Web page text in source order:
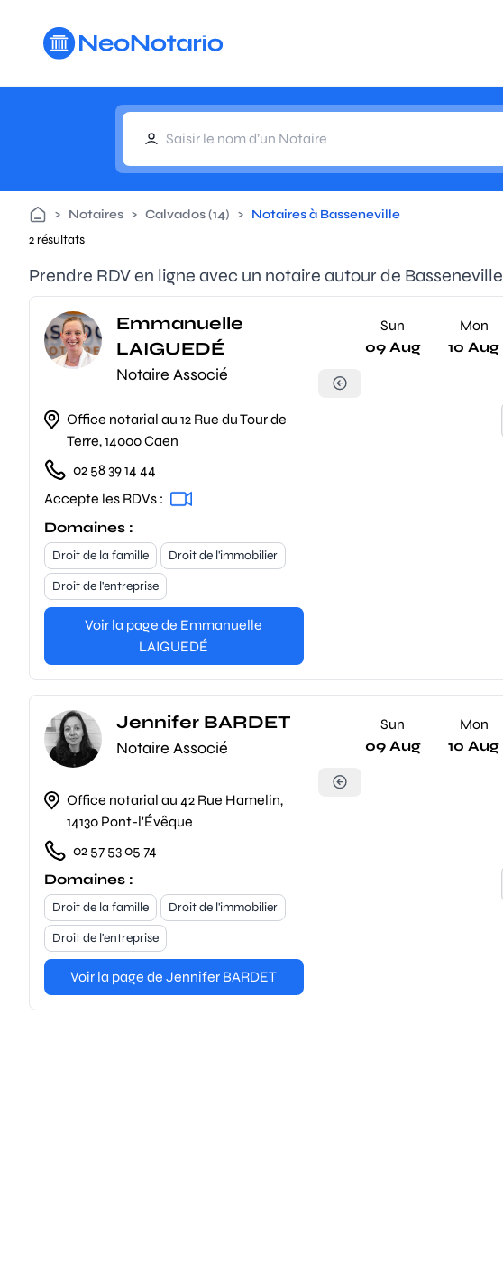
> Notaires > Calvados (14) > Notaires à Basseneville
2 résultats
Prendre RDV en ligne avec un notaire autour de Basseneville
Emmanuelle
LAIGUEDÉ
Notaire Associé
Office notarial au 12 Rue du Tour de
Terre, 14000 Caen
02 58 39 14 44
Accepte les RDVs :
Domaines :
Droit de la famille
Droit de l'immobilier
Droit de l'entreprise
Voir la page de Emmanuelle
LAIGUEDÉ
Sun
09 Aug
Mon
10 Aug
Jennifer BARDET
Notaire Associé
Office notarial au 42 Rue Hamelin,
14130 Pont-l'Évêque
02 57 53 05 74
Domaines :
Droit de la famille
Droit de l'immobilier
Droit de l'entreprise
Voir la page de Jennifer BARDET
Sun
09 Aug
Mon
10 Aug